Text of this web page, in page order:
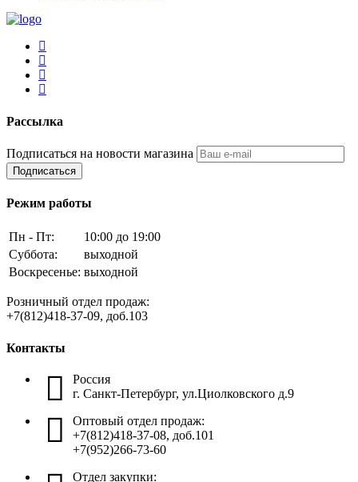
Рассылка
Подписаться на новости магазина
Подписаться
Режим работы
Пн - Пт:
10:00 до 19:00
Суббота:
выходной
Воскресенье: выходной
Розничный отдел продаж:
+7(812)418-37-09, доб.103
Контакты
Россия
г. Санкт-Петербург, ул.Циолковского д.9
Оптовый отдел продаж:
+7(812)418-37-08, доб.101
+7(952)266-73-60
Отдел закупки: